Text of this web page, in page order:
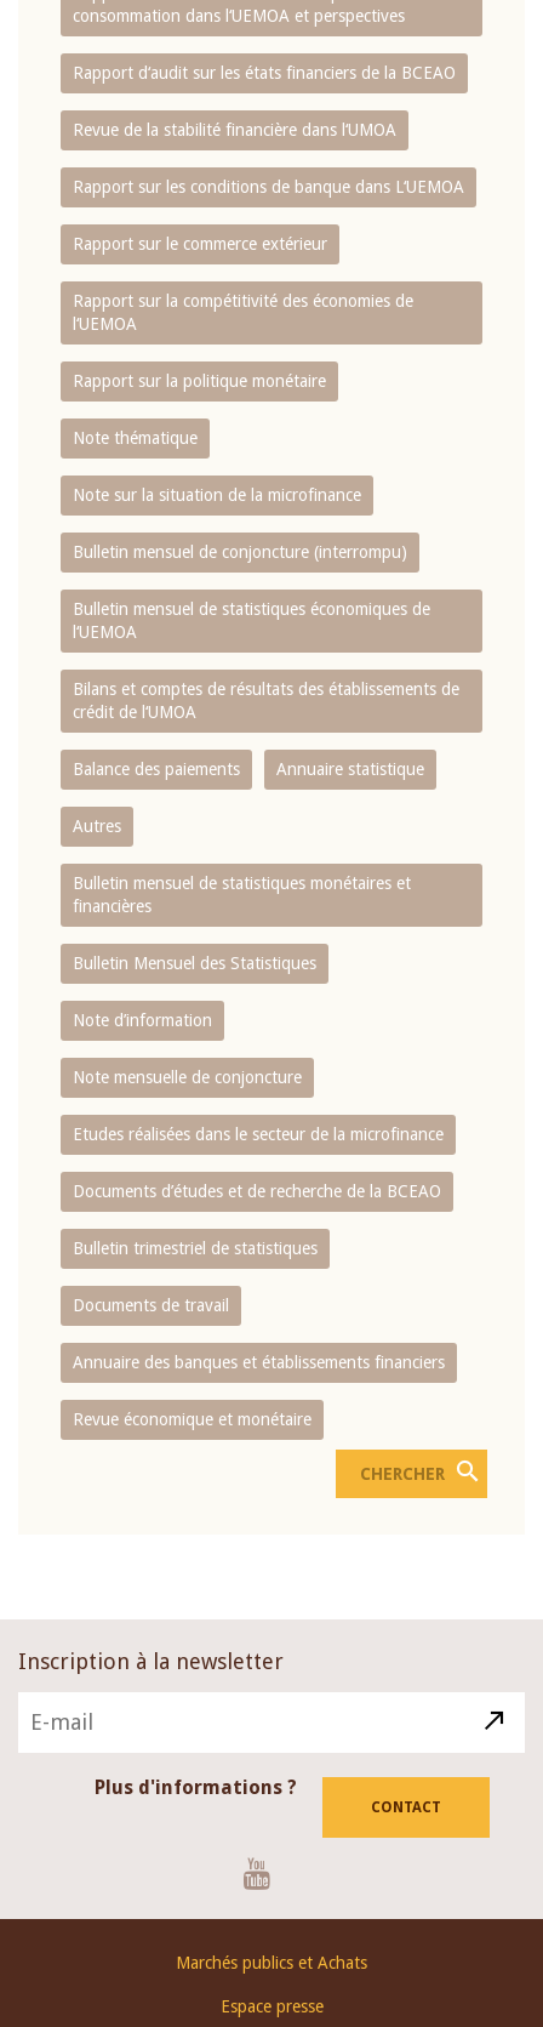
consommation dans l‘UEMOA et perspectives
Rapport d‘audit sur les états financiers de la BCEAO
Revue de la stabilité financière dans l‘UMOA
Rapport sur les conditions de banque dans L‘UEMOA
Rapport sur le commerce extérieur
Rapport sur la compétitivité des économies de
l‘UEMOA
Rapport sur la politique monétaire
Note thématique
Note sur la situation de la microfinance
Bulletin mensuel de conjoncture (interrompu)
Bulletin mensuel de statistiques économiques de
l‘UEMOA
Bilans et comptes de résultats des établissements de
crédit de l‘UMOA
Balance des paiements Annuaire statistique
Autres
Bulletin mensuel de statistiques monétaires et
financières
Bulletin Mensuel des Statistiques
Note d’information
Note mensuelle de conjoncture
Etudes réalisées dans le secteur de la microfinance
Documents d’études et de recherche de la BCEAO
Bulletin trimestriel de statistiques
Documents de travail
Annuaire des banques et établissements financiers
Revue économique et monétaire
Inscription à la newsletter
Plus d'informations ?
CONTACT
Marchés publics et Achats
Espace presse